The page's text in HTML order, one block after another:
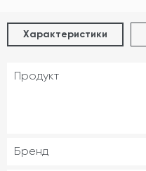
Характеристики
Продукт
Бренд